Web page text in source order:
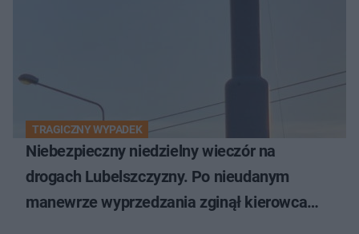
TRAGICZNY WYPADEK
Niebezpieczny niedzielny wieczór na
drogach Lubelszczyzny. Po nieudanym
manewrze wyprzedzania zginął kierowca